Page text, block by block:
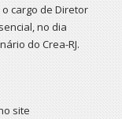
cargo de Diretor
no dia
do Crea-RJ.
site